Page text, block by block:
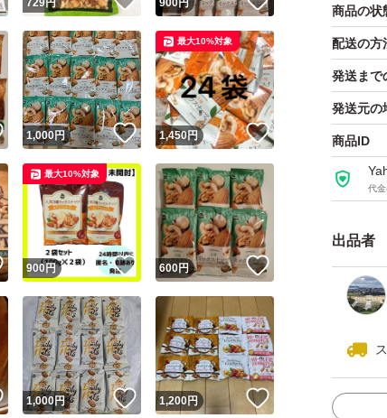
・価格
・ブロ
・お互
よろし
カーク
ブラン
商品の状
配送の方
発送まで
発送元の
商品ID
代
出品者
ユーザーの実績について
729円 900円
いいね！
1,000円 いいね！
1,450円 いいね！
最大10%対象
いいね！
900 円 いいね！
最大10%対象
600円
いいね！
1,000円 いいね！
1,200円